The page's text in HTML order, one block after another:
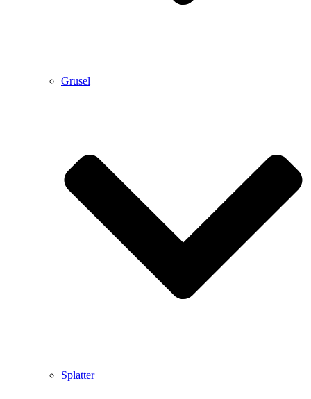
Grusel
Splatter